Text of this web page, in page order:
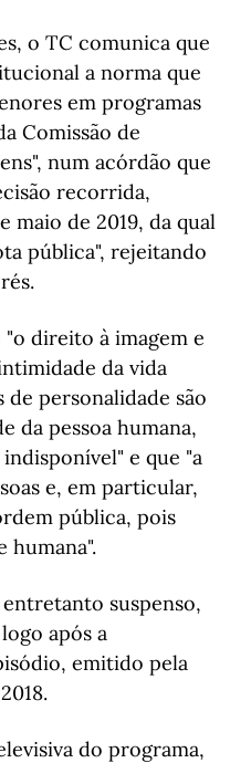
o TC comunica que
a norma que
em programas
Comissão de
num acórdão que
recorrida,
maio de 2019, da qual
pública", rejeitando
"o direito à imagem e
da vida
personalidade são
da pessoa humana,
e que "a
e, em particular,
pública, pois
humana".
suspenso,
após a
emitido pela
do programa,